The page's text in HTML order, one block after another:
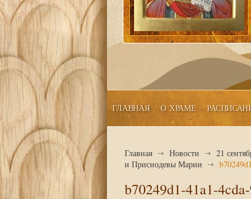
ГЛАВНАЯ О ХРАМЕ
Главная Новости
21
и Приснодевы Марии
b70249d1-41a1-